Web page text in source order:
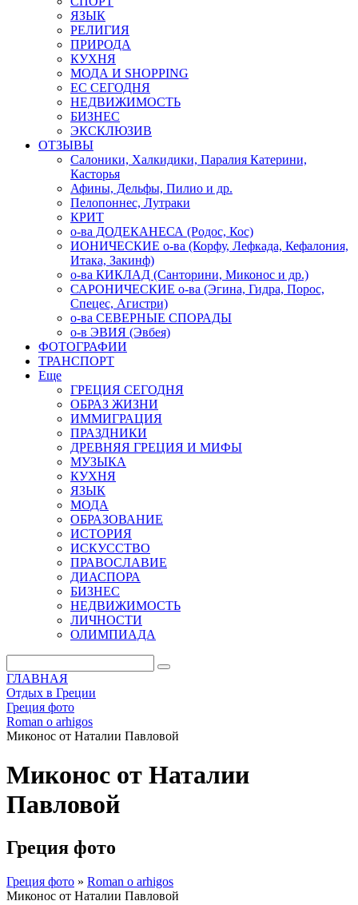
ЯЗЫК
РЕЛИГИЯ
ПРИРОДА
КУХНЯ
МОДА И SHOPPING
ЕС СЕГОДНЯ
НЕДВИЖИМОСТЬ
БИЗНЕС
ЭКСКЛЮЗИВ
ОТЗЫВЫ
Салоники, Халкидики, Паралия Катерини,
Касторья
Афины, Дельфы, Пилио и др.
Пелопоннес, Лутраки
КРИТ
о-ва ДОДЕКАНЕСА (Родос, Кос)
ИОНИЧЕСКИЕ о-ва (Корфу, Лефкада, Кефалония,
Итака, Закинф)
о-ва КИКЛАД (Санторини, Миконос и др.)
САРОНИЧЕСКИЕ о-ва (Эгина, Гидра, Порос,
Спецес, Агистри)
о-ва СЕВЕРНЫЕ СПОРАДЫ
о-в ЭВИЯ (Эвбея)
ФОТОГРАФИИ
ТРАНСПОРТ
Еще
ГРЕЦИЯ СЕГОДНЯ
ОБРАЗ ЖИЗНИ
ИММИГРАЦИЯ
ПРАЗДНИКИ
ДРЕВНЯЯ ГРЕЦИЯ И МИФЫ
МУЗЫКА
КУХНЯ
ЯЗЫК
МОДА
ОБРАЗОВАНИЕ
ИСТОРИЯ
ИСКУССТВО
ПРАВОСЛАВИЕ
ДИАСПОРА
БИЗНЕС
НЕДВИЖИМОСТЬ
ЛИЧНОСТИ
ОЛИМПИАДА
ГЛАВНАЯ
Отдых в Греции
Греция фото
Roman o arhigos
Миконос от Наталии Павловой
Миконос от Наталии
Павловой
Греция фото
Греция фото » Roman o arhigos
Миконос от Наталии Павловой